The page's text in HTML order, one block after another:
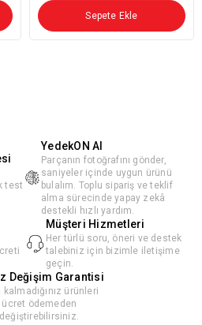
Sepete Ekle
test
YedekON AI
Parçanın fotoğrafını gönder,
saniyeler içinde uygun ürünü
bulalım. Toplu sipariş ve teklif
alma sürecinde yapay zekâ
destekli hızlı yardım.
Müşteri Hizmetleri
Her türlü soru, öneri ve destek
talebiniz için bizimle iletişime
geçin.
Değişim Garantisi
ürünleri
ücret ödemeden